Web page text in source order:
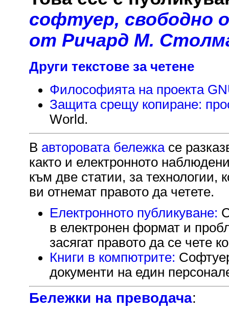
софтуер, свободно
от Ричард М.
Други текстове за четене
Философията на проекта
Защита срещу копиране:
World.
В авторовата бележкасе
както и електронното
към две статии, за технологии,
ви отнемат правото да четете.
Електронното публикуване:
в електронен формат и
засягат правото да се чете
Книги в компютрите:
документи на един
Бележки на преводача: